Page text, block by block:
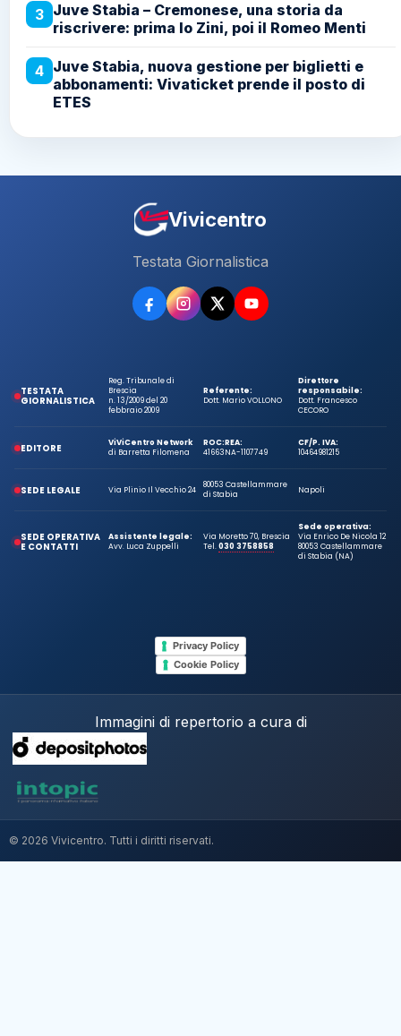
3 Juve Stabia – Cremonese, una storia da
riscrivere: prima lo Zini, poi il Romeo Menti
4 Juve Stabia, nuova gestione per biglietti e
abbonamenti: Vivaticket prende il posto di
ETES
Vivicentro
Testata Giornalistica
TESTATA
GIORNALISTICA
Reg. Tribunale di
Brescia
n. 13/2009 del 20
febbraio 2009
Referente:
Dott. Mario VOLLONO
Direttore
responsabile:
Dott. Francesco
CECORO
EDITORE
ViViCentro Network
di Barretta Filomena
ROC:
41663
REA:
NA-1107749
CF/P. IVA:
10464981215
SEDE LEGALE Via Plinio Il Vecchio 24
80053 Castellammare
di Stabia
Napoli
SEDE OPERATIVA
E CONTATTI
Assistente legale:
Avv. Luca Zuppelli
Via Moretto 70, Brescia
Tel.030 3758858
Sede operativa:
Via Enrico De Nicola 12
80053 Castellammare
di Stabia (NA)
Privacy Policy
Cookie Policy
Immagini di repertorio a cura di
© 2026 Vivicentro. Tutti i diritti riservati.